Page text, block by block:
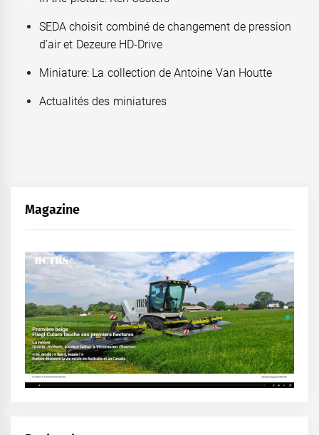
SEDA choisit combiné de changement de pression
d’air et Dezeure HD-Drive
Miniature: La collection de Antoine Van Houtte
Actualités des miniatures
Magazine